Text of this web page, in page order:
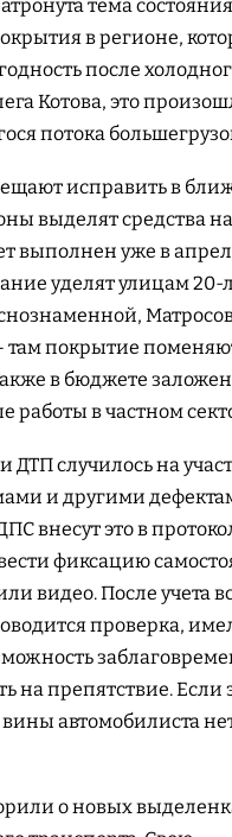
тема состояния
в регионе,
после
Котова, это
потока
исправить в
выделят средства
выполнен уже в
уделят улицам 20-
там покрытие
в бюджете
работы в частном
ДТП случилось на
и другими
внесут это в
фиксацию
видео. После учета
проверка,
на препятствие. Если
автомобилиста
о новых